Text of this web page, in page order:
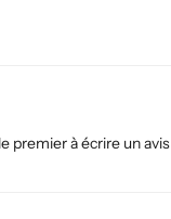
premier à écrire un avis